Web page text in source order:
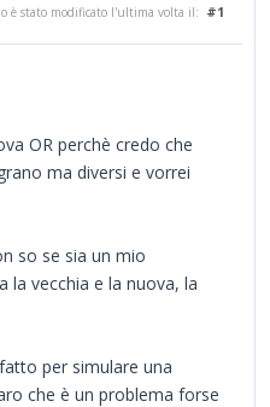
#1
è stato modificato l'ultima volta il:
OR perchè credo che
ma diversi e vorrei
so se sia un mio
vecchia e la nuova, la
per simulare una
che è un problema forse